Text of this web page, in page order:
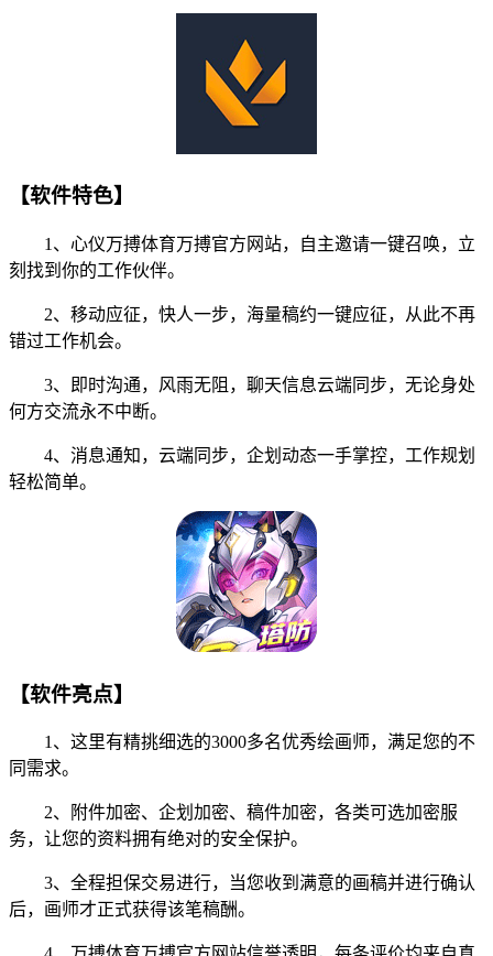
【软件特色】
1、心仪万搏体育万搏官方网站，自主邀请一键召唤，立
刻找到你的工作伙伴。
2、移动应征，快人一步，海量稿约一键应征，从此不再
错过工作机会。
3、即时沟通，风雨无阻，聊天信息云端同步，无论身处
何方交流永不中断。
4、消息通知，云端同步，企划动态一手掌控，工作规划
轻松简单。
【软件亮点】
1、这里有精挑细选的3000多名优秀绘画师，满足您的不
同需求。
2、附件加密、企划加密、稿件加密，各类可选加密服
务，让您的资料拥有绝对的安全保护。
3、全程担保交易进行，当您收到满意的画稿并进行确认
后，画师才正式获得该笔稿酬。